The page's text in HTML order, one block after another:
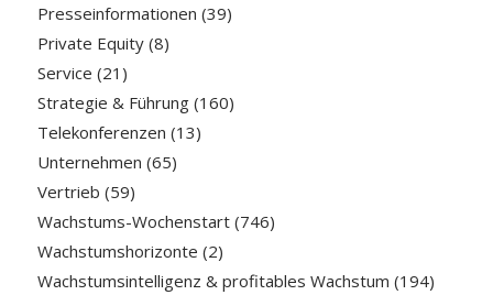
Presseinformationen (39)
Private Equity(8)
Service (21)
Strategie & Führung(160)
Telekonferenzen (13)
Unternehmen (65)
Vertrieb (59)
Wachstums-Wochenstart(746)
Wachstumshorizonte (2)
Wachstumsintelligenz & profitables Wachstum (194)